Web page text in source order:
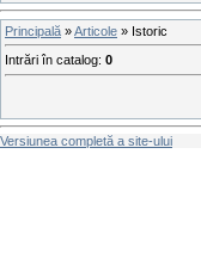
Principală »Articole » Istoric
Intrări în catalog: 0
Versiunea completă a site-ului